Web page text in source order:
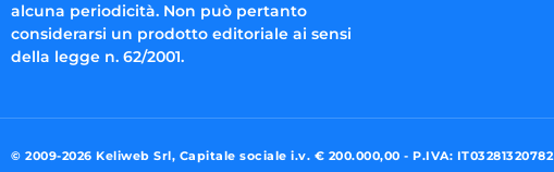
alcuna periodicità. Non può pertanto
considerarsi un prodotto editoriale ai sensi
della legge n. 62/2001.
© 2009-2026 Keliweb Srl, Capitale sociale i.v. € 200.000,00 - P.IVA: IT03281320782